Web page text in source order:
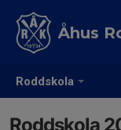
Roddskola
Åhus
Roddskola